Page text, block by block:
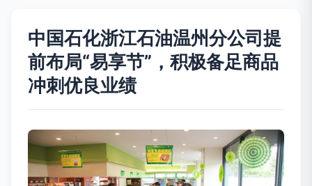
中国石化浙江石油温州分公司提
前布局“易享节”，积极备足商品
冲刺优良业绩